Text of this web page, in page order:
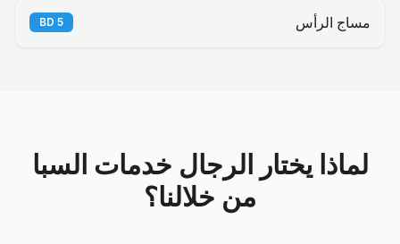
مساج الرأس 5
BD
لماذا يختار الرجال خدمات السبا
من خلالنا؟